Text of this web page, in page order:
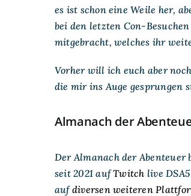
es ist schon eine Weile her,
bei den letzten Con-
mitgebracht, welches ihr
Vorher will ich euch aber
die mir ins Auge gesprungen
Almanach der
Der Almanach der Abenteuer
seit 2021 aufTwitch live
aufdiversen weiteren